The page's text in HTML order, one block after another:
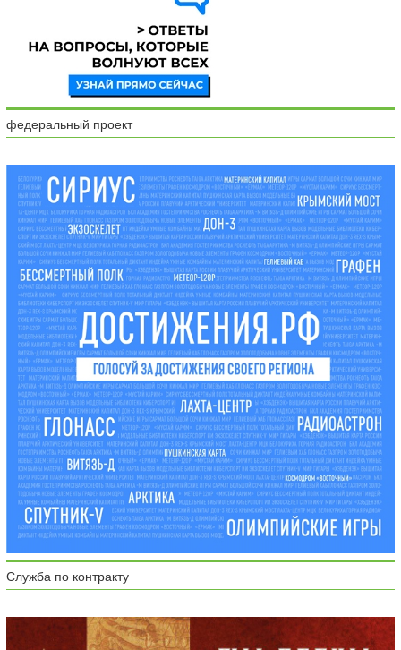
федеральный проект
Служба по контракту